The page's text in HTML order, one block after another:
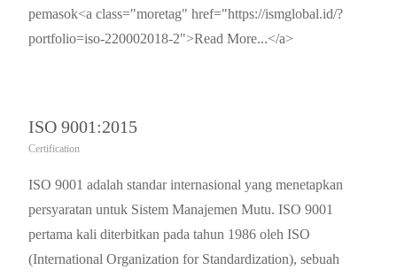
pemasok<a class="moretag" href="https://ismglobal.id/?
portfolio=iso-220002018-2">Read More...</a>
ISO 9001:2015
Certification
ISO 9001 adalah standar internasional yang menetapkan
persyaratan untuk Sistem Manajemen Mutu. ISO 9001
pertama kali diterbitkan pada tahun 1986 oleh ISO
(International Organization for Standardization), sebuah